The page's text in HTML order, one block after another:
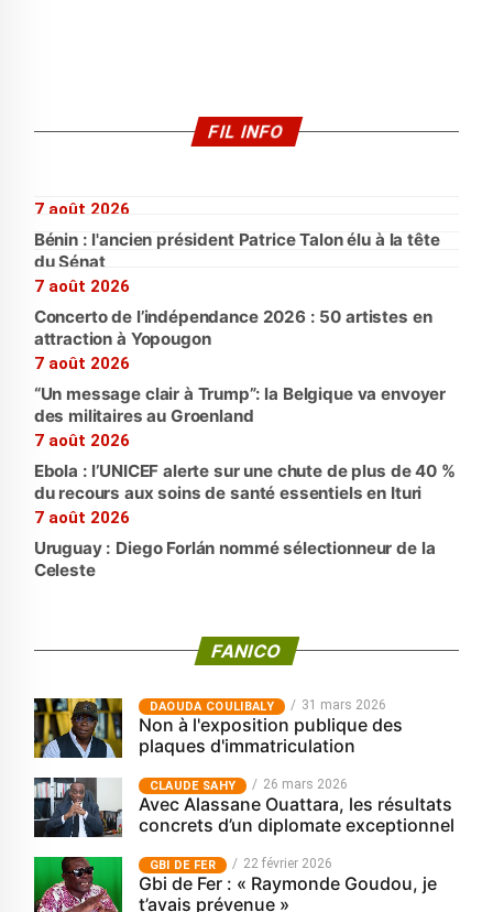
FIL INFO
7 août 2026
Bénin : l'ancien président Patrice Talon élu à la tête
du Sénat
7 août 2026
Concerto de l’indépendance 2026 : 50 artistes en
attraction à Yopougon
7 août 2026
“Un message clair à Trump”: la Belgique va envoyer
des militaires au Groenland
7 août 2026
Ebola : l’UNICEF alerte sur une chute de plus de 40 %
du recours aux soins de santé essentiels en Ituri
7 août 2026
Uruguay : Diego Forlán nommé sélectionneur de la
Celeste
FANICO
‎DAOUDA COULIBALY 31 mars 2026
Non à l'exposition publique des
plaques d'immatriculation
CLAUDE SAHY 26 mars 2026
Avec Alassane Ouattara, les résultats
concrets d’un diplomate exceptionnel
GBI DE FER 22 février 2026
Gbi de Fer : « Raymonde Goudou, je
t’avais prévenue »